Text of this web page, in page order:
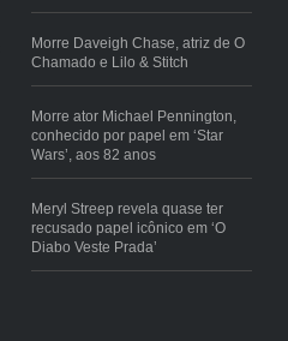
Morre Daveigh Chase, atriz de O
Chamado e Lilo & Stitch
Morre ator Michael Pennington,
conhecido por papel em ‘Star
Wars’, aos 82 anos
Meryl Streep revela quase ter
recusado papel icônico em ‘O
Diabo Veste Prada’